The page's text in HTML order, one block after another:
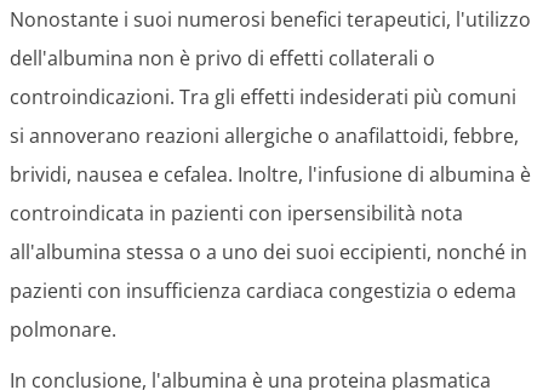
Nonostante i suoi numerosi benefici terapeutici, l'utilizzo
dell'albumina non è privo di effetti collaterali o
controindicazioni. Tra gli effetti indesiderati più comuni
si annoverano reazioni allergiche o anafilattoidi, febbre,
brividi, nausea e cefalea. Inoltre, l'infusione di albumina è
controindicata in pazienti con ipersensibilità nota
all'albumina stessa o a uno dei suoi eccipienti, nonché in
pazienti con insufficienza cardiaca congestizia o edema
polmonare.
In conclusione, l'albumina è una proteina plasmatica